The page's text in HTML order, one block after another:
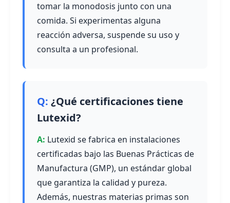
tomar la monodosis junto con una
comida. Si experimentas alguna
reacción adversa, suspende su uso y
consulta a un profesional.
¿Qué certificaciones tiene
Lutexid?
Lutexid se fabrica en instalaciones
certificadas bajo las Buenas Prácticas de
Manufactura (GMP), un estándar global
que garantiza la calidad y pureza.
Además, nuestras materias primas son